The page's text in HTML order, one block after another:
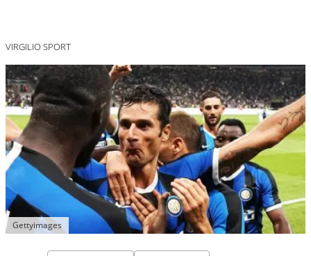
VIRGILIO SPORT
Gettyimages